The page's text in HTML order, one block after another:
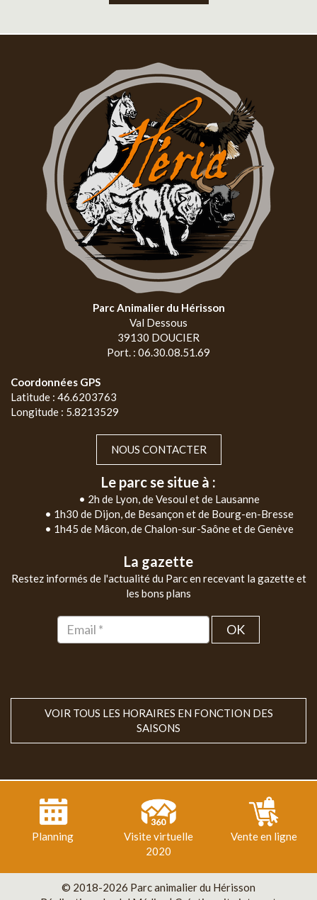
Parc Animalier du Hérisson
Val Dessous
39130 DOUCIER
Port. : 06.30.08.51.69
Coordonnées GPS
Latitude : 46.6203763
Longitude : 5.8213529
NOUS CONTACTER
Le parc se situe à :
• 2h de Lyon, de Vesoul et de Lausanne
• 1h30 de Dijon, de Besançon et de Bourg-en-Bresse
• 1h45 de Mâcon, de Chalon-sur-Saône et de Genève
La gazette
Restez informés de l'actualité du Parc en recevant la gazette et
les bons plans
OK
VOIR TOUS LES HORAIRES EN FONCTION DES
SAISONS
Planning
Visite virtuelle
2020
Vente en ligne
© 2018-2026 Parc animalier du Hérisson